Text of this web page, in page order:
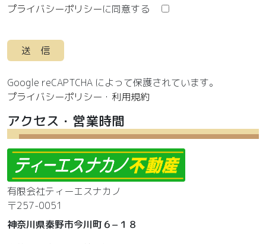
プライバシーポリシーに同意する
Google reCAPTCHA によって保護されています。
プライバシーポリシー ・ 利用規約
アクセス・営業時間
有限会社ティーエスナカノ
〒257-0051
神奈川県秦野市今川町６−１８